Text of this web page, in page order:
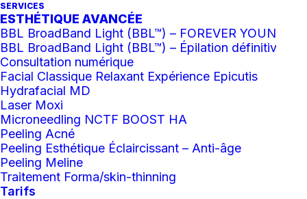
SERVICES
ESTHÉTIQUE AVANCÉE
BBL BroadBand Light (BBL™) – FOREVER YOUNG
BBL BroadBand Light (BBL™) – Épilation définitive
Consultation numérique
Facial Classique Relaxant Expérience Epicutis
Hydrafacial MD
Laser Moxi
Microneedling NCTF BOOST HA
Peeling Acné
Peeling Esthétique Éclaircissant – Anti-âge
Peeling Meline
Traitement Forma/skin-thinning
Tarifs